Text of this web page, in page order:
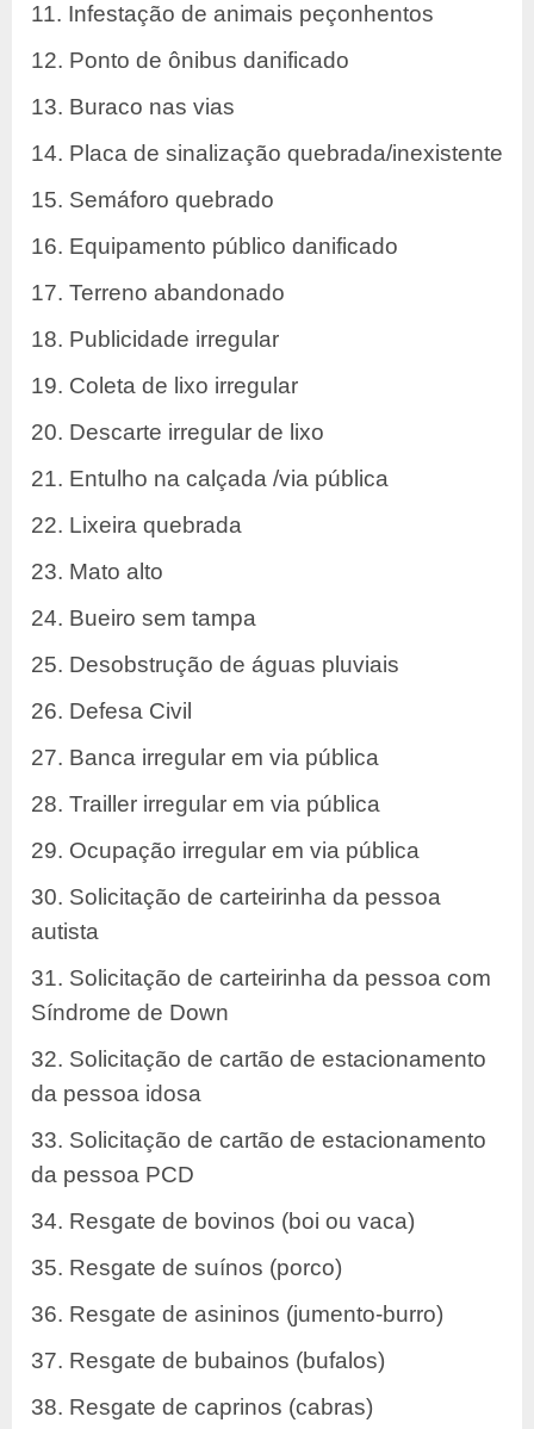
11. Infestação de animais peçonhentos
12. Ponto de ônibus danificado
13. Buraco nas vias
14. Placa de sinalização quebrada/inexistente
15. Semáforo quebrado
16. Equipamento público danificado
17. Terreno abandonado
18. Publicidade irregular
19. Coleta de lixo irregular
20. Descarte irregular de lixo
21. Entulho na calçada /via pública
22. Lixeira quebrada
23. Mato alto
24. Bueiro sem tampa
25. Desobstrução de águas pluviais
26. Defesa Civil
27. Banca irregular em via pública
28. Trailler irregular em via pública
29. Ocupação irregular em via pública
30. Solicitação de carteirinha da pessoa
autista
31. Solicitação de carteirinha da pessoa com
Síndrome de Down
32. Solicitação de cartão de estacionamento
da pessoa idosa
33. Solicitação de cartão de estacionamento
da pessoa PCD
34. Resgate de bovinos (boi ou vaca)
35. Resgate de suínos (porco)
36. Resgate de asininos (jumento-burro)
37. Resgate de bubainos (bufalos)
38. Resgate de caprinos (cabras)